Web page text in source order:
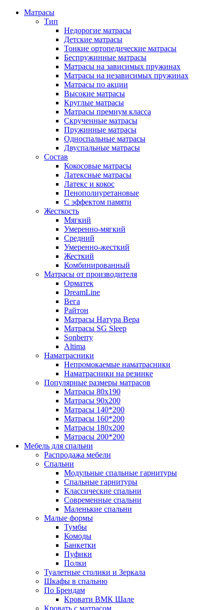
Матрасы
Тип
Недорогие матрасы
Детские матрасы
Тонкие ортопедические матрасы
Беспружинные матрасы
Матрасы на зависимых пружинах
Матрасы на независимых пружинах
Матрасы по акции
Высокие матрасы
Круглые матрасы
Матрасы премиум класса
Скрученные матрасы
Пружинные матрасы
Односпальные матрасы
Двуспальные матрасы
Состав
Кокосовые матрасы
Латексные матрасы
Латекс и кокос
Пенополиуретановые
С эффектом памяти
Жесткость
Мягкий
Умеренно-мягкий
Средний
Умеренно-жесткий
Жесткий
Комбинированный
Матрасы от производителя
Орматек
DreamLine
Вега
Райтон
Матрасы Натура Вера
Матрасы SG Sleep
Sonberry
Altima
Наматрасники
Непромокаемые наматрасники
Наматрасники на резинке
Популярные размеры матрасов
Матрасы 80x190
Матрасы 90x200
Матрасы 140*200
Матрасы 160*200
Матрасы 180x200
Матрасы 200*200
Мебель для спальни
Распродажа мебели
Спальни
Модульные спальные гарнитуры
Спальные гарнитуры
Классические спальни
Современные спальни
Маленькие спальни
Малые формы
Тумбы
Комоды
Банкетки
Пуфики
Полки
Туалетные столики и Зеркала
Шкафы в спальню
По Брендам
Кровати ВМК Шале
Кровать с матрасом